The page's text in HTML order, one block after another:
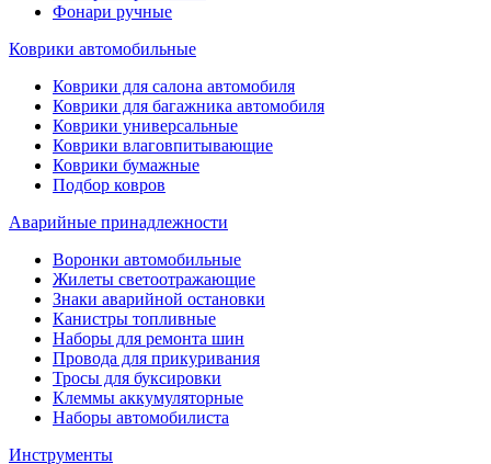
Фонари ручные
Коврики автомобильные
Коврики для салона автомобиля
Коврики для багажника автомобиля
Коврики универсальные
Коврики влаговпитывающие
Коврики бумажные
Подбор ковров
Аварийные принадлежности
Воронки автомобильные
Жилеты светоотражающие
Знаки аварийной остановки
Канистры топливные
Наборы для ремонта шин
Провода для прикуривания
Тросы для буксировки
Клеммы аккумуляторные
Наборы автомобилиста
Инструменты